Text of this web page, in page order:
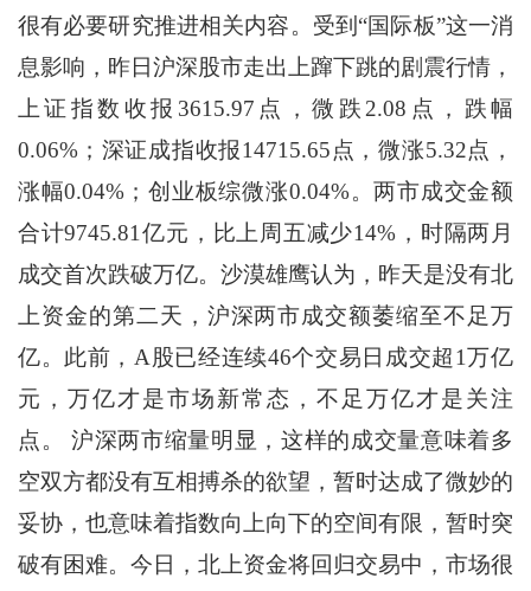
很有必要研究推进相关内容。受到“国际板”这一消
息影响，昨日沪深股市走出上蹿下跳的剧震行情，
上证指数收报3615.97点，微跌2.08点，跌幅
0.06%；深证成指收报14715.65点，微涨5.32点，
涨幅0.04%；创业板综微涨0.04%。两市成交金额
合计9745.81亿元，比上周五减少14%，时隔两月
成交首次跌破万亿。沙漠雄鹰认为，昨天是没有北
上资金的第二天，沪深两市成交额萎缩至不足万
亿。此前，A股已经连续46个交易日成交超1万亿
元，万亿才是市场新常态，不足万亿才是关注
点。 沪深两市缩量明显，这样的成交量意味着多
空双方都没有互相搏杀的欲望，暂时达成了微妙的
妥协，也意味着指数向上向下的空间有限，暂时突
破有困难。今日，北上资金将回归交易中，市场很